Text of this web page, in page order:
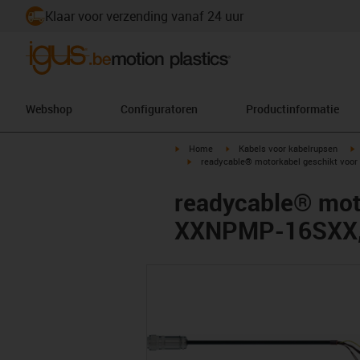
Klaar voor verzending vanaf 24 uur
Webshop Configuratoren Productinformatie
igus-icon-arrow-right
Home igus-icon-arrow-right
Kabels voor kabelrupsen
igus-icon-arrow-right
readycable® motorkabel geschikt voor
readycable®
XXNPMP-